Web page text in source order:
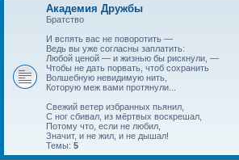
Академия Дружбы
Братство
И вспять вас не поворотить —
Ведь вы уже согласны заплатить:
Любой ценой — и жизнью бы рискнули, —
Чтобы не дать порвать, чтоб сохранить
Волшебную невидимую нить,
Которую меж вами протянули...
Свежий ветер избранных пьянил,
С ног сбивал, из мёртвых воскрешал,
Потому что, если не любил,
Значит, и не жил, и не дышал!
Темы: 5